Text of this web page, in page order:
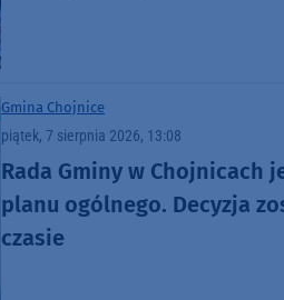
Gmina Chojnice
piątek, 7 sierpnia 2026, 13:08
Rada Gminy w Chojnicach
planu ogólnego. Decyzja
czasie